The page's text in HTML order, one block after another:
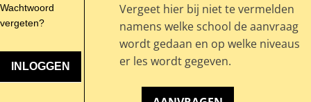
Wachtwoord
vergeten?
Vergeet hier bij niet te vermelden
namens welke school de aanvraag
wordt gedaan en op welke niveaus
er les wordt gegeven.